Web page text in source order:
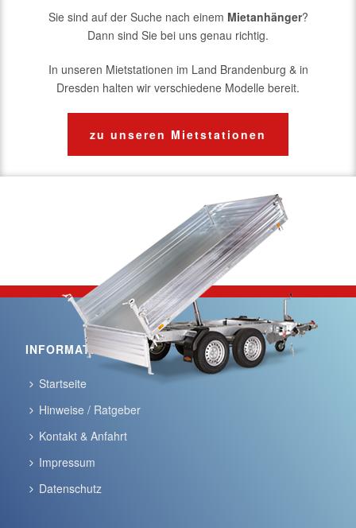
Sie sind auf der Suche nach einem Mietanhänger?
Dann sind Sie bei uns genau richtig.
In unseren Mietstationen im Land Brandenburg & in
Dresden halten wir verschiedene Modelle bereit.
zu unseren Mietstationen
INFORMATIONEN
Startseite
Hinweise / Ratgeber
Kontakt & Anfahrt
Impressum
Datenschutz